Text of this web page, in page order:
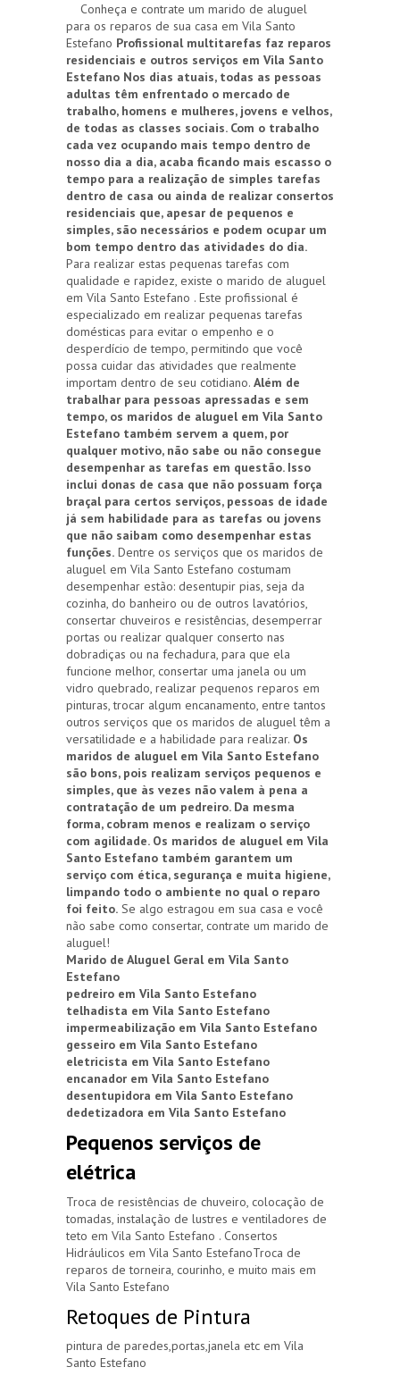
Conheça e contrate um marido de aluguel
para os reparos de sua casa em Vila Santo
Estefano Profissional multitarefas faz reparos
residenciais e outros serviços em Vila Santo
Estefano Nos dias atuais, todas as pessoas
adultas têm enfrentado o mercado de
trabalho, homens e mulheres, jovens e velhos,
de todas as classes sociais. Com o trabalho
cada vez ocupando mais tempo dentro de
nosso dia a dia, acaba ficando mais escasso o
tempo para a realização de simples tarefas
dentro de casa ou ainda de realizar consertos
residenciais que, apesar de pequenos e
simples, são necessários e podem ocupar um
bom tempo dentro das atividades do dia.
Para realizar estas pequenas tarefas com
qualidade e rapidez, existe o marido de aluguel
em Vila Santo Estefano . Este profissional é
especializado em realizar pequenas tarefas
domésticas para evitar o empenho e o
desperdício de tempo, permitindo que você
possa cuidar das atividades que realmente
importam dentro de seu cotidiano. Além de
trabalhar para pessoas apressadas e sem
tempo, os maridos de aluguel em Vila Santo
Estefano também servem a quem, por
qualquer motivo, não sabe ou não consegue
desempenhar as tarefas em questão. Isso
inclui donas de casa que não possuam força
braçal para certos serviços, pessoas de idade
já sem habilidade para as tarefas ou jovens
que não saibam como desempenhar estas
funções. Dentre os serviços que os maridos de
aluguel em Vila Santo Estefano costumam
desempenhar estão: desentupir pias, seja da
cozinha, do banheiro ou de outros lavatórios,
consertar chuveiros e resistências, desemperrar
portas ou realizar qualquer conserto nas
dobradiças ou na fechadura, para que ela
funcione melhor, consertar uma janela ou um
vidro quebrado, realizar pequenos reparos em
pinturas, trocar algum encanamento, entre tantos
outros serviços que os maridos de aluguel têm a
versatilidade e a habilidade para realizar. Os
maridos de aluguel em Vila Santo Estefano
são bons, pois realizam serviços pequenos e
simples, que às vezes não valem à pena a
contratação de um pedreiro. Da mesma
forma, cobram menos e realizam o serviço
com agilidade. Os maridos de aluguel em Vila
Santo Estefano também garantem um
serviço com ética, segurança e muita higiene,
limpando todo o ambiente no qual o reparo
foi feito. Se algo estragou em sua casa e você
não sabe como consertar, contrate um marido de
aluguel!
Marido de Aluguel Geral em Vila Santo
Estefano
pedreiro em Vila Santo Estefano
telhadista em Vila Santo Estefano
impermeabilização em Vila Santo Estefano
gesseiro em Vila Santo Estefano
eletricista em Vila Santo Estefano
encanador em Vila Santo Estefano
desentupidora em Vila Santo Estefano
dedetizadora em Vila Santo Estefano
Pequenos serviços de
elétrica
Troca de resistências de chuveiro, colocação de
tomadas, instalação de lustres e ventiladores de
teto em Vila Santo Estefano . Consertos
Hidráulicos em Vila Santo EstefanoTroca de
reparos de torneira, courinho, e muito mais em
Vila Santo Estefano
Retoques de Pintura
pintura de paredes,portas,janela etc em Vila
Santo Estefano